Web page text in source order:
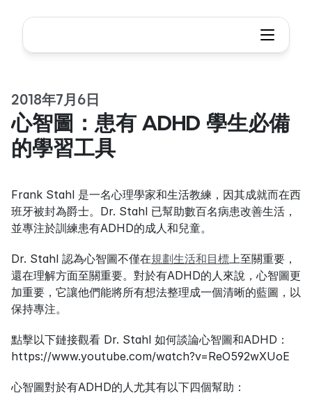
2018年7月6日
心智圖：患有 ADHD 學生必備
的學習工具
Frank Stahl 是一名心理學家和生活教練，因其成就而在西
班牙被封為爵士。Dr. Stahl 已幫助數百名病患改善生活，
並專注於訓練患有ADHD的成人和兒童。
Dr. Stahl 認為心智圖不僅在規劃生活和目標上至關重要，
還在理解方面至關重要。對於有ADHD的人來說，心智圖更
加重要，它讓他們能將所有想法整理成一個清晰的藍圖，以
保持專注。
點擊以下鏈接觀看 Dr. Stahl 如何談論心智圖和ADHD：
https://www.youtube.com/watch?v=ReO592wXUoE
心智圖對於有ADHD的人尤其有以下四個幫助：